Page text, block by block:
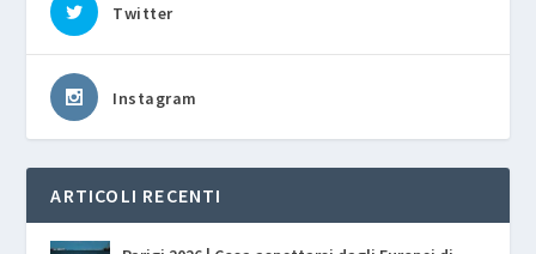
Twitter
Instagram
ARTICOLI RECENTI